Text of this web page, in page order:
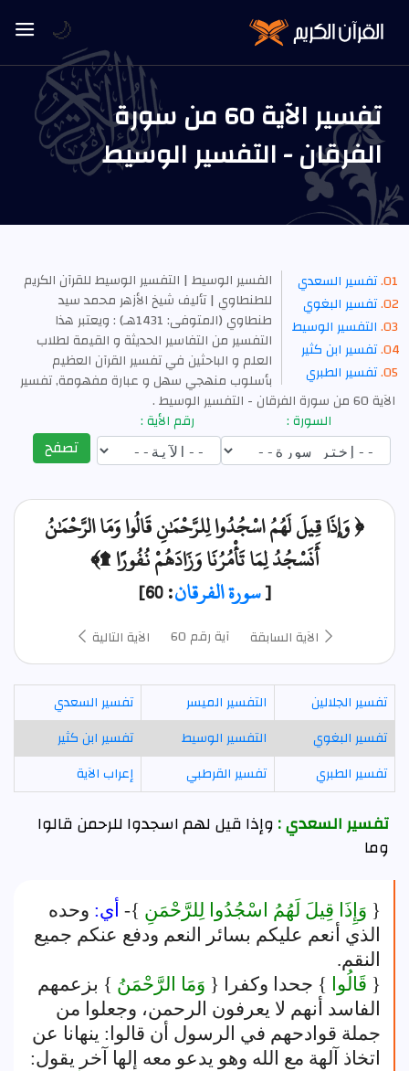
تفسير الآية 60 من سورة
الفرقان - التفسير الوسيط
تفسير السعدي
تفسير البغوي
التفسير الوسيط
تفسير ابن كثير
تفسير الطبري
الفسير الوسيط | التفسير الوسيط للقرآن الكريم
للطنطاوي | تأليف شيخ الأزهر محمد سيد
طنطاوي (المتوفى: 1431هـ) : ويعتبر هذا
التفسير من التفاسير الحديثة و القيمة لطلاب
العلم و الباحثين في تفسير القرآن العظيم
بأسلوب منهجي سهل و عبارة مفهومة, تفسير
الآية 60 من سورة الفرقان - التفسير الوسيط .
السورة :
رقم الأية :
تصفح
﴿ وَإِذَا قِيلَ لَهُمُ اسْجُدُوا لِلرَّحْمَٰنِ قَالُوا وَمَا الرَّحْمَٰنُ
أَنَسْجُدُ لِمَا تَأْمُرُنَا وَزَادَهُمْ نُفُورًا ۩﴾
[سورة الفرقان: 60]
الآية السابقة آية رقم 60 الآية التالية
تفسير الجلالين التفسير الميسر
تفسير السعدي
تفسير البغوي
التفسير الوسيط
تفسير ابن كثير
تفسير الطبري
تفسير القرطبي إعراب الآية
تفسير السعدي :وإذا قيل لهم اسجدوا للرحمن قالوا
وما
{ وَإِذَا قِيلَ لَهُمُ اسْجُدُوا لِلرَّحْمَنِ }- أي: وحده
الذي أنعم عليكم بسائر النعم ودفع عنكم جميع
النقم.
{ قَالُوا } جحدا وكفرا { وَمَا الرَّحْمَنُ } بزعمهم
الفاسد أنهم لا يعرفون الرحمن، وجعلوا من
جملة قوادحهم في الرسول أن قالوا: ينهانا عن
اتخاذ آلهة مع الله وهو يدعو معه إلها آخر يقول:
🌙